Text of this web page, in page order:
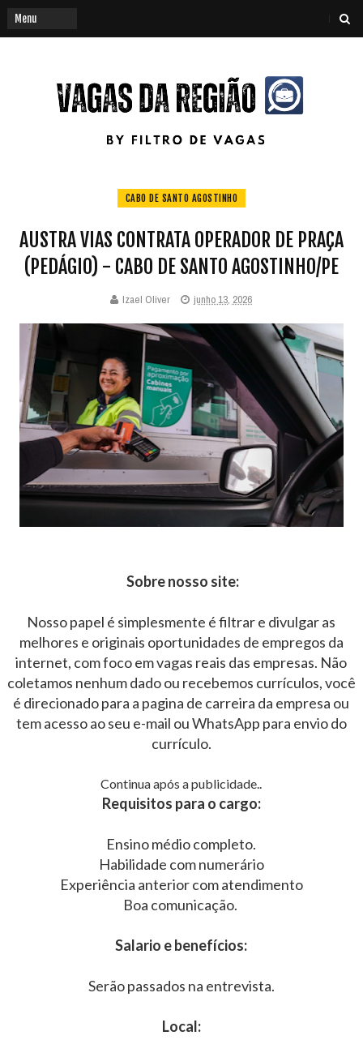
CABO DE SANTO AGOSTINHO
AUSTRA VIAS CONTRATA OPERADOR DE PRAÇA
(PEDÁGIO) - CABO DE SANTO AGOSTINHO/PE
Izael Oliver junho 13, 2026
Sobre nosso site:
Nosso papel é simplesmente é filtrar e divulgar as
melhores e originais oportunidades de empregos da
internet, com foco em vagas reais das empresas. Não
coletamos nenhum dado ou recebemos currículos, você
é direcionado para a pagina de carreira da empresa ou
tem acesso ao seu e-mail ou WhatsApp para envio do
currículo.
Continua após a publicidade..
Requisitos para o cargo:
Ensino médio completo.
Habilidade com numerário
Experiência anterior com atendimento
Boa comunicação.
Salario e benefícios:
Serão passados na entrevista.
Local: